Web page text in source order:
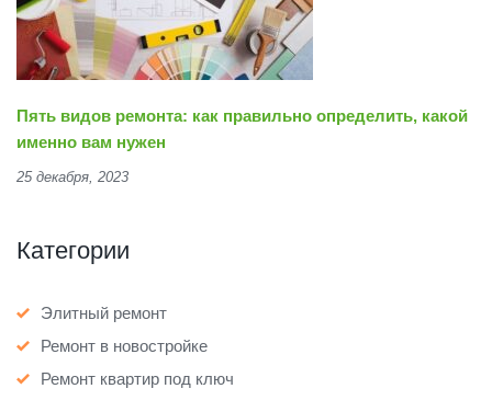
Пять видов ремонта: как правильно определить, какой
именно вам нужен
25 декабря, 2023
Категории
Элитный ремонт
Ремонт в новостройке
Ремонт квартир под ключ